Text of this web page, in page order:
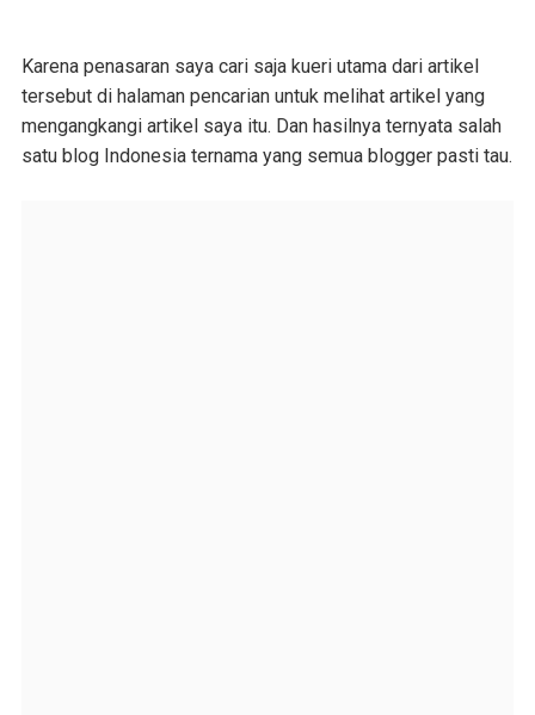
Karena penasaran saya cari saja kueri utama dari artikel
tersebut di halaman pencarian untuk melihat artikel yang
mengangkangi artikel saya itu. Dan hasilnya ternyata salah
satu blog Indonesia ternama yang semua blogger pasti tau.